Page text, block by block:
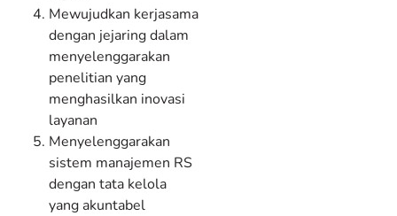
Mewujudkan kerjasama
dengan jejaring dalam
menyelenggarakan
penelitian yang
menghasilkan inovasi
layanan
Menyelenggarakan
sistem manajemen RS
dengan tata kelola
yang akuntabel